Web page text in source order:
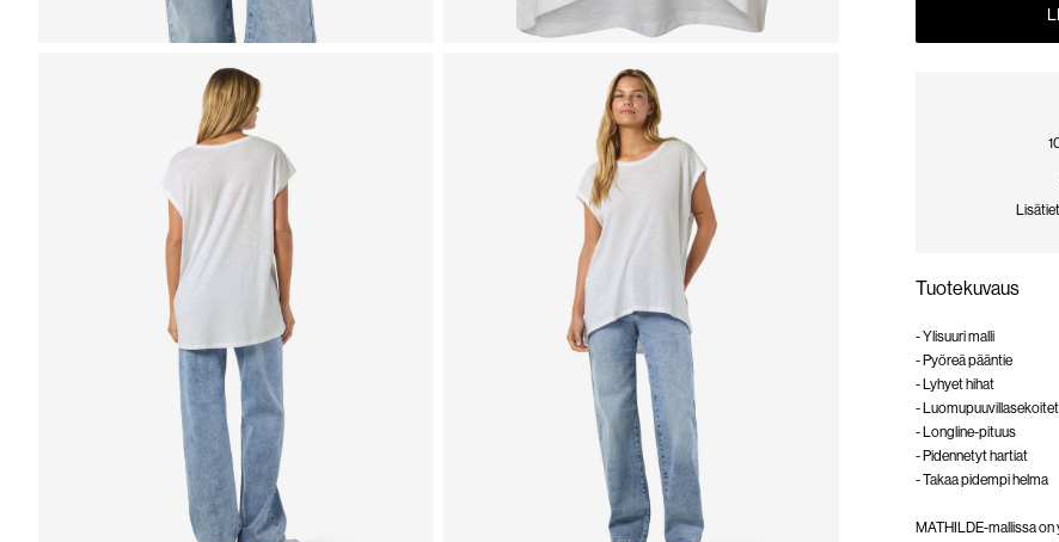
Tuotekuvaus
- Ylisuuri malli
- Pyöreä pääntie
- Lyhyet hihat
-
- Longline-pituus
- Pidennetyt hartiat
- Takaa pidempi helma
MATHILDE-mallissa on